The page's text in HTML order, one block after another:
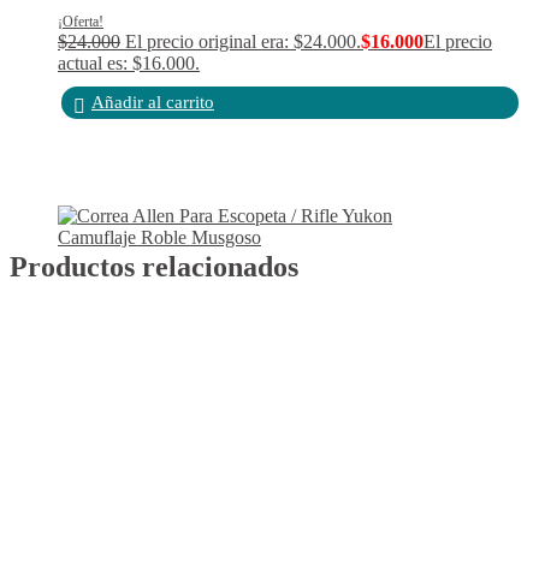
¡Oferta!
$24.000 El precio original era: $24.000.$16.000El precio
actual es: $16.000.
Añadir al carrito
Productos relacionados